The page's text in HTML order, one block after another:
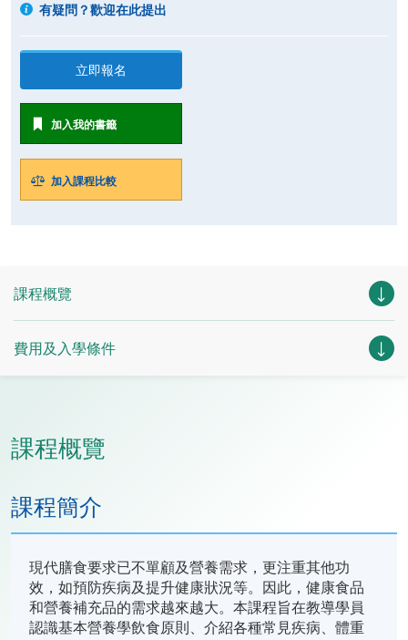
有疑問？歡迎在此提出
立即報名
加入我的書籤
加入課程比較
課程概覽
費用及入學條件
課程概覽
課程簡介
現代膳食要求已不單顧及營養需求，更注重其他功
效，如預防疾病及提升健康狀況等。因此，健康食品
和營養補充品的需求越來越大。本課程旨在教導學員
認識基本營養學飲食原則、介紹各種常見疾病、體重